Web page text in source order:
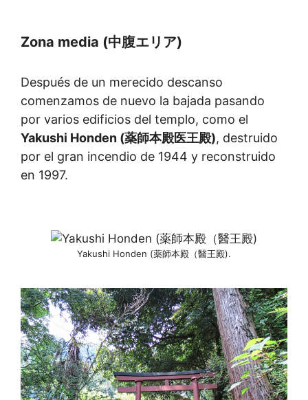
Zona media (中腹エリア)
Después de un merecido descanso
comenzamos de nuevo la bajada pasando
por varios edificios del templo, como el
Yakushi Honden (薬師本殿医王殿), destruido
por el gran incendio de 1944 y reconstruido
en 1997.
Yakushi Honden (薬師本殿（醫王殿).